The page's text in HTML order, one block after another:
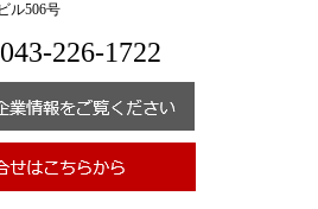
ル506号
226-1722